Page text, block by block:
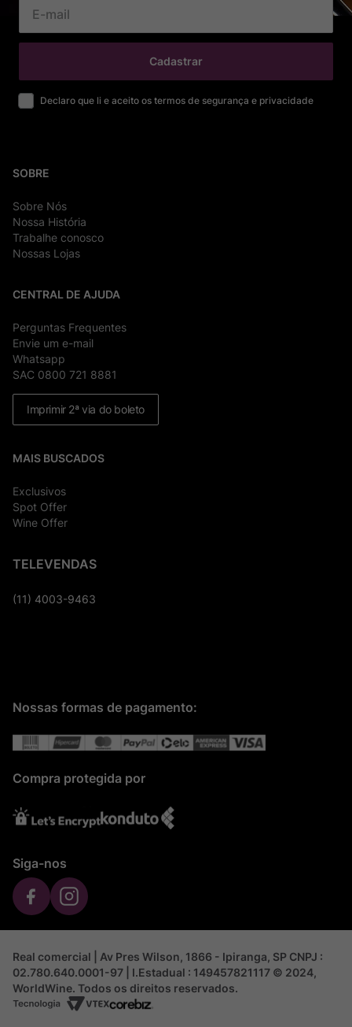
Cadastrar
Declaro que li e aceito os termos de segurança e privacidade
SOBRE
Sobre Nós
Nossa História
Trabalhe conosco
Nossas Lojas
CENTRAL DE AJUDA
Perguntas Frequentes
Envie um e-mail
Whatsapp
SAC 0800 721 8881
Imprimir 2ª via do boleto
MAIS BUSCADOS
Exclusivos
Spot Offer
Wine Offer
TELEVENDAS
(11) 4003-9463
Nossas formas de pagamento:
Compra protegida por
Siga-nos
Real comercial | Av Pres Wilson, 1866 - Ipiranga, SP CNPJ :
02.780.640.0001-97 | I.Estadual : 149457821117 © 2024,
WorldWine. Todos os direitos reservados.